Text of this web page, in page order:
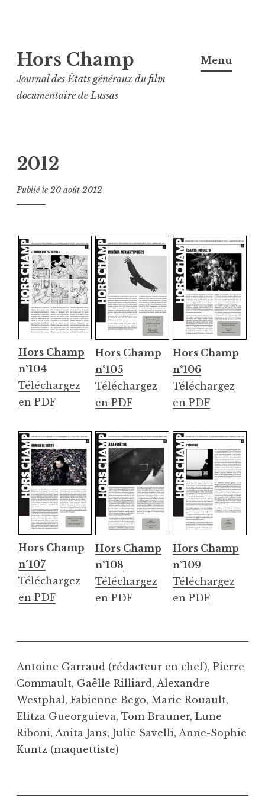
au
contenu
principal
Hors Champ
Journal des États généraux du film
documentaire de Lussas
Menu
2012
Publié le20 août 2012
Hors Champ
n°104
Téléchargez
en PDF
Hors Champ
n°105
Téléchargez
en PDF
Hors Champ
n°106
Téléchargez
en PDF
Hors Champ
n°107
Téléchargez
en PDF
Hors Champ
n°108
Téléchargez
en PDF
Hors Champ
n°109
Téléchargez
en PDF
Antoine Garraud (rédacteur en chef), Pierre
Commault, Gaëlle Rilliard, Alexandre
Westphal, Fabienne Bego, Marie Rouault,
Elitza Gueorguieva, Tom Brauner, Lune
Riboni, Anita Jans, Julie Savelli, Anne-Sophie
Kuntz (maquettiste)